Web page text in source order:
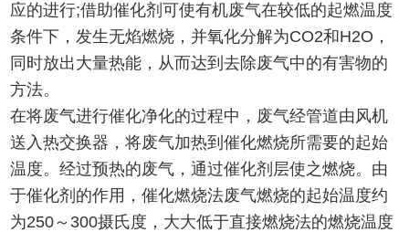
应的进行;借助催化剂可使有机废气在较低的起燃温度
条件下，发生无焰燃烧，并氧化分解为CO2和H2O，
同时放出大量热能，从而达到去除废气中的有害物的
方法。
在将废气进行催化净化的过程中，废气经管道由风机
送入热交换器，将废气加热到催化燃烧所需要的起始
温度。经过预热的废气，通过催化剂层使之燃烧。由
于催化剂的作用，催化燃烧法废气燃烧的起始温度约
为250～300摄氏度，大大低于直接燃烧法的燃烧温度